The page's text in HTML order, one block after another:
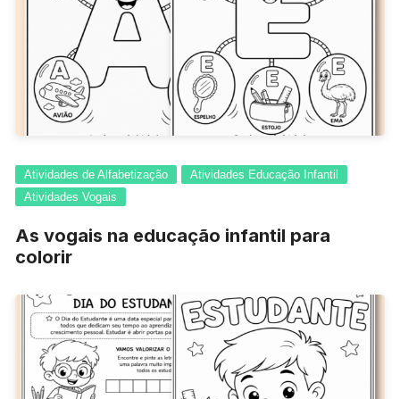
Atividades de Alfabetização
Atividades Educação Infantil
Atividades Vogais
As vogais na educação infantil para
colorir